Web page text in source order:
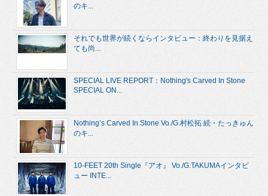
のキ...
それでも世界が続くならインタビュー：終わりを見据え
ても尚...
SPECIAL LIVE REPORT：Nothing's Carved In Stone
SPECIAL ON...
Nothing’s Carved In Stone Vo./G.村松拓 続・たっきゅん
のキ...
10-FEET 20th Single『アオ』 Vo./G.TAKUMAインタビ
ュー INTE...